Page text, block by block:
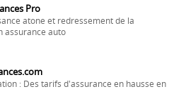
Pro
atone et redressement de la
assurance auto
: Des tarifs d'assurance en hausse en